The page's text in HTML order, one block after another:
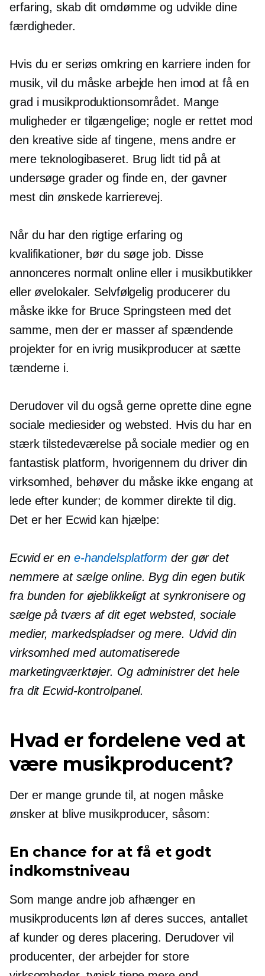
erfaring, skab dit omdømme og udvikle dine
færdigheder.
Hvis du er seriøs omkring en karriere inden for
musik, vil du måske arbejde hen imod at få en
grad i musikproduktionsområdet. Mange
muligheder er tilgængelige; nogle er rettet mod
den kreative side af tingene, mens andre er
mere teknologibaseret. Brug lidt tid på at
undersøge grader og finde en, der gavner
mest din ønskede karrierevej.
Når du har den rigtige erfaring og
kvalifikationer, bør du søge job. Disse
annonceres normalt online eller i musikbutikker
eller øvelokaler. Selvfølgelig producerer du
måske ikke for Bruce Springsteen med det
samme, men der er masser af spændende
projekter for en ivrig musikproducer at sætte
tænderne i.
Derudover vil du også gerne oprette dine egne
sociale mediesider og websted. Hvis du har en
stærk tilstedeværelse på sociale medier og en
fantastisk platform, hvorigennem du driver din
virksomhed, behøver du måske ikke engang at
lede efter kunder; de kommer direkte til dig.
Det er her Ecwid kan hjælpe:
Ecwid er en e-handelsplatform der gør det
nemmere at sælge online. Byg din egen butik
fra bunden for øjeblikkeligt at synkronisere og
sælge på tværs af dit eget websted, sociale
medier, markedspladser og mere. Udvid din
virksomhed med automatiserede
marketingværktøjer. Og administrer det hele
fra dit Ecwid-kontrolpanel.
Hvad er fordelene ved at
være musikproducent?
Der er mange grunde til, at nogen måske
ønsker at blive musikproducer, såsom:
En chance for at få et godt
indkomstniveau
Som mange andre job afhænger en
musikproducents løn af deres succes, antallet
af kunder og deres placering. Derudover vil
producenter, der arbejder for store